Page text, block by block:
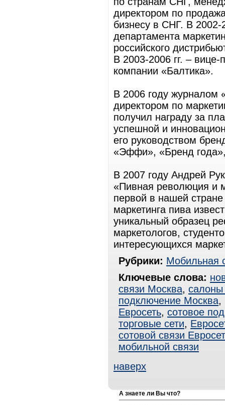
директором по
бизнесу в СНГ. В 2002-
департамента
российского
В 2003-2006 гг. – вице-
компании «Балтика».
В 2006 году журналом
директором по
получил награду за
успешной и
его руководством
«Эффи», «Бренд
В 2007 году Андрей
«Пивная революция и
первой в нашей
маркетинга пива
уникальный образец
маркетологов,
интересующихся
Рубрики: Мобильная
Ключевые слова:
связи Москва, салоны
подключение Москва,
Евросеть, сотовое
торговые сети,
сотовой связи
мобильной связи
наверх
А знаете ли Вы что?